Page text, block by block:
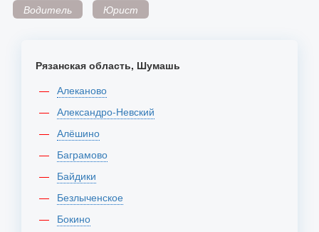
Водитель
Юрист
Рязанская область, Шумашь
Алеканово
Александро-Невский
Алёшино
Баграмово
Байдики
Безлыченское
Бокино